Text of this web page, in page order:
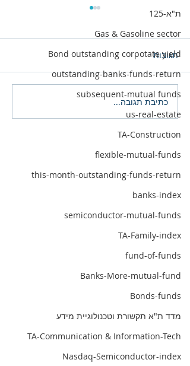
ת"א-125
Gas & Gasoline sector
Bond outstanding corpotate yield
outstanding-banks-funds-return
subsequent-mutual funds
us-real-estate
TA-Construction
flexible-mutual-funds
this-month-outstanding-funds-return
banks-index
semiconductor-mutual-funds
TA-Family-index
fund-of-funds
Banks-More-mutual-fund
Bonds-funds
מדד ת"א תקשורת וטכנולוגיית מידע
TA-Communication & Information-Tech
Nasdaq-Semiconductor-index
40 קרנות מצטיינות תשואה
מתחילת השנה
תגובות
כתיבת תגובה...